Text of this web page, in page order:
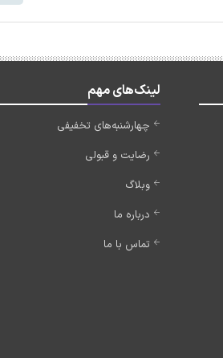
لینک‌های مهم
چهارشنبه‌های تخفیفی
رضایت و قبولی
وبلاگ
درباره ما
تماس با ما